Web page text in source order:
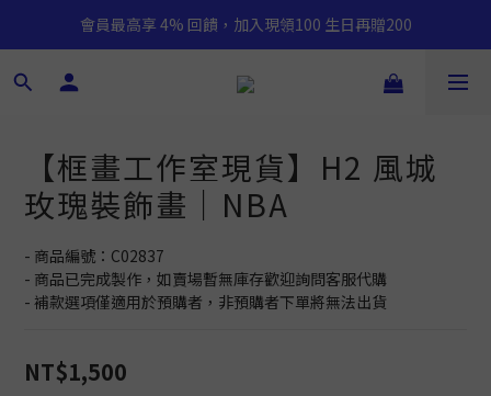
會員最高享 4% 回饋，加入現領100 生日再贈200
【框畫工作室現貨】H2 風城
玫瑰裝飾畫｜NBA
- 商品編號：C02837
- 商品已完成製作，如賣場暫無庫存歡迎詢問客服代購
- 補款選項僅適用於預購者，非預購者下單將無法出貨
NT$1,500